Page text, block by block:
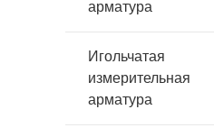
арматура
Игольчатая
измерительная
арматура